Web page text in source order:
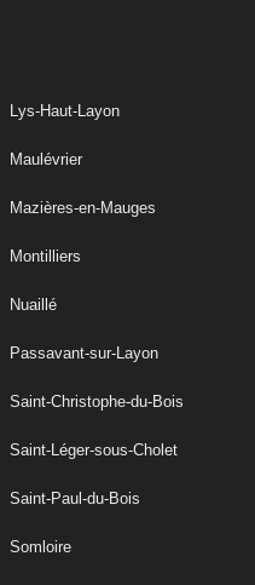
Lys-Haut-Layon
Maulévrier
Mazières-en-Mauges
Montilliers
Nuaillé
Passavant-sur-Layon
Saint-Christophe-du-Bois
Saint-Léger-sous-Cholet
Saint-Paul-du-Bois
Somloire